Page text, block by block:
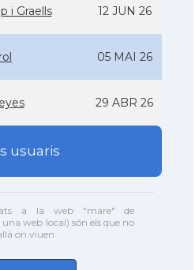
i Graells 12 JUN 26
05 MAI 26
29 ABR 26
usuaris
a la web "mare" de
web local) són els que no
on viuen